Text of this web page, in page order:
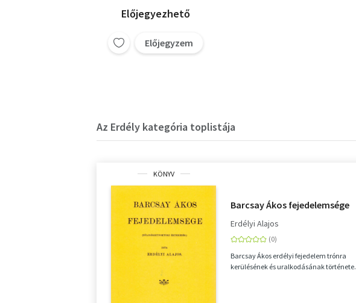
Előjegyezhető
Előjegyzem
Az Erdély kategória toplistája
KÖNYV
Barcsay Ákos fejedelemsége
Erdélyi Alajos
Barcsay Ákos erdélyi fejedelem trónra
kerülésének és uralkodásának története.